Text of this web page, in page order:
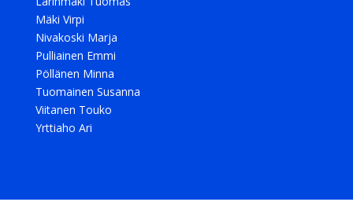
Mäki Virpi
Nivakoski Marja
Pulliainen Emmi
Pöllänen Minna
Tuomainen Susanna
Viitanen Touko
Yrttiaho Ari